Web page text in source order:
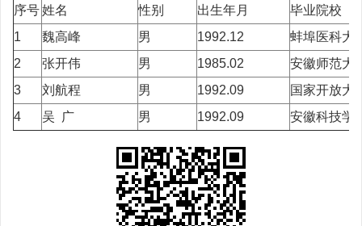
序号姓名 性别 出生年月
毕业院校
1
魏高峰 男 1992.12
蚌埠医科大
2
张开伟 男 1985.02
安徽师范大
3
刘航程 男 1992.09
国家开放大
4
吴 广 男 1992.09 安徽科技学